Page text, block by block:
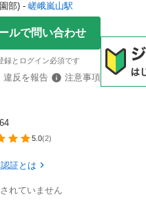
部) - 嵯峨嵐山駅
ルで問い合わせ
とログイン必須です
違反を報告
注意事項
64
5.0(2)
認証とは
れていません